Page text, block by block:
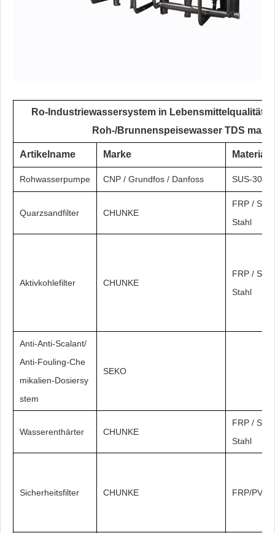
Ro-Industriewassersystem in Lebensmittelqualität
Roh-/Brunnenspeisewasser TDS max.
Artikelname Marke Material
Rohwasserpumpe CNP / Grundfos / Danfoss SUS-304/
Quarzsandfilter CHUNKE
FRP /
Stahl
Aktivkohlefilter CHUNKE
FRP /
Stahl
Anti-Anti-Scalant/
Anti-Fouling-Che
mikalien-Dosiersy
stem
SEKO
Wasserenthärter CHUNKE
FRP /
Stahl
Sicherheitsfilter CHUNKE FRP/PVC/